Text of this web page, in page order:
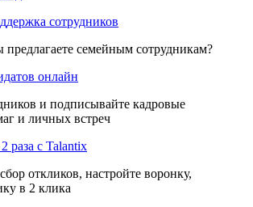
сотрудников
предлагаете семейным сотрудникам?
онлайн
и подписывайте кадровые
и личных встреч
раза с Talantix
откликов, настройте воронку,
в 2 клика